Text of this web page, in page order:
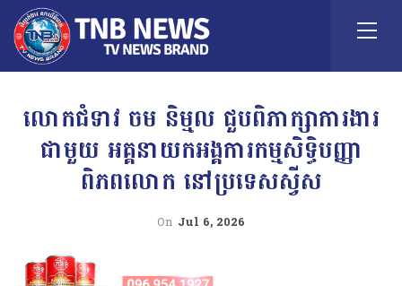
លោកជំទាវ ចម និម្មល ជួបពិភាក្សាការងារ
ជាមួយ អគ្គនាយកអង្គការកម្មសិទ្ធិបញ្ញា
ពិភពលោក នៅប្រទេសស្វីស
On Jul 6, 2026